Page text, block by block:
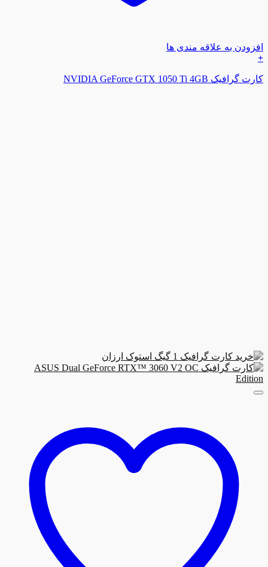
افزودن به علاقه مندی ها
+
کارت گرافیک NVIDIA GeForce GTX 1050 Ti 4GB